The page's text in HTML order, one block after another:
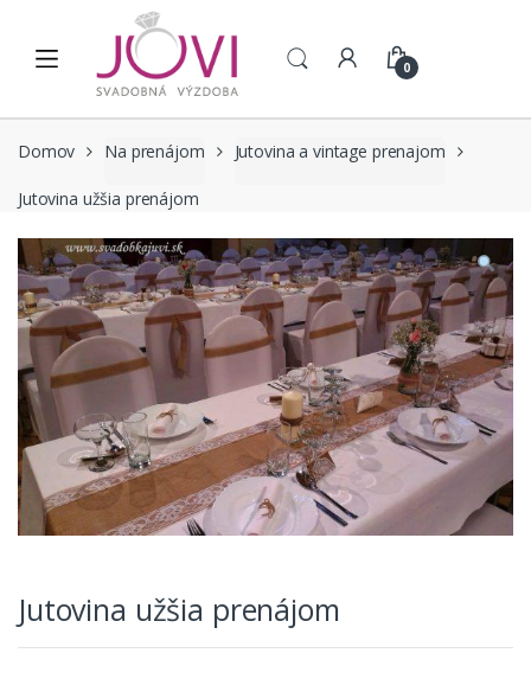
0
Domov Na prenájom Jutovina a vintage prenajom
Jutovina užšia prenájom
Jutovina užšia prenájom